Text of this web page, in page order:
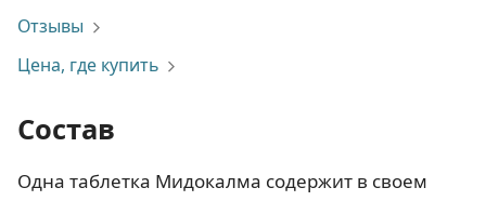
Отзывы
Цена, где купить
Состав
Одна таблетка Мидокалма содержит в своем